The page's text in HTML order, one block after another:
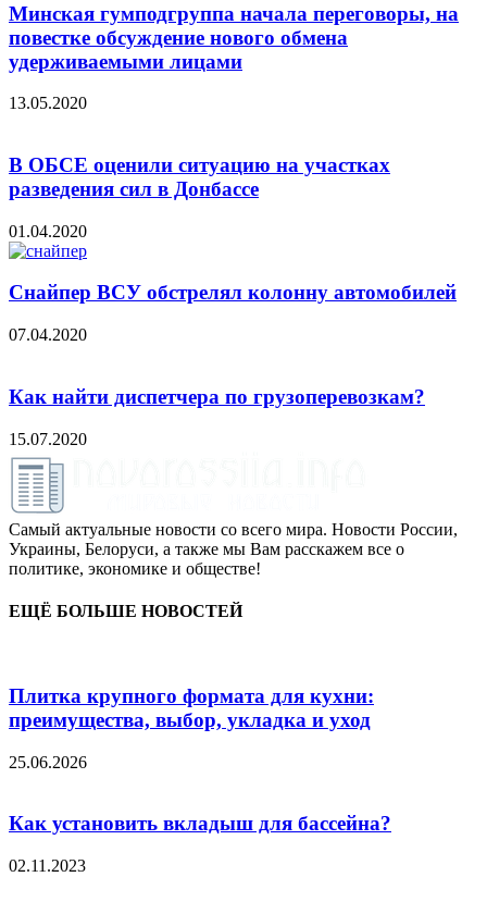
Минская гумподгруппа начала переговоры, на
повестке обсуждение нового обмена
удерживаемыми лицами
13.05.2020
В ОБСЕ оценили ситуацию на участках
разведения сил в Донбассе
01.04.2020
Снайпер ВСУ обстрелял колонну автомобилей
07.04.2020
Как найти диспетчера по грузоперевозкам?
15.07.2020
Самый актуальные новости со всего мира. Новости России,
Украины, Белоруси, а также мы Вам расскажем все о
политике, экономике и обществе!
ЕЩЁ БОЛЬШЕ НОВОСТЕЙ
Плитка крупного формата для кухни:
преимущества, выбор, укладка и уход
25.06.2026
Как установить вкладыш для бассейна?
02.11.2023